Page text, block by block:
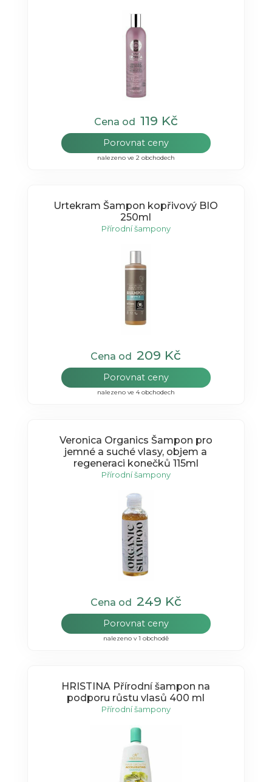
Cena od 119 Kč
Porovnat ceny
nalezeno ve 2 obchodech
Urtekram Šampon kopřivový BIO
250ml
Přírodní šampony
Cena od209 Kč
Porovnat ceny
nalezeno ve 4 obchodech
Veronica Organics Šampon pro
jemné a suché vlasy, objem a
regeneraci konečků 115ml
Přírodní šampony
Cena od 249 Kč
Porovnat ceny
nalezeno v 1 obchodě
HRISTINA Přírodní šampon na
podporu růstu vlasů 400 ml
Přírodní šampony